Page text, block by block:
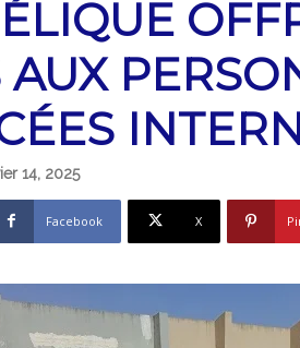
AUX
14, 2025
Facebook X